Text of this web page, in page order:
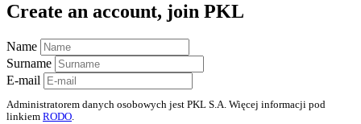
Create an account, join PKL
Name
Surname
E-mail
Administratorem danych osobowych jest PKL S.A. Więcej informacji pod
linkiem RODO.